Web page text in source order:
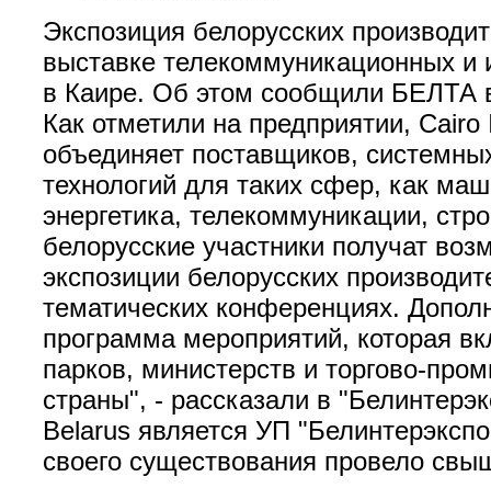
Экспозиция белорусских
выставке телекоммуникационных и
в Каире. Об этом сообщили БЕЛТА
Как отметили на предприятии,
объединяет поставщиков,
технологий для таких сфер, как
энергетика, телекоммуникации,
белорусские участники получат
экспозиции белорусских
тематических конференциях.
программа мероприятий, которая
парков, министерств и торгово-
страны", - рассказали в
Belarus является УП
своего существования провело